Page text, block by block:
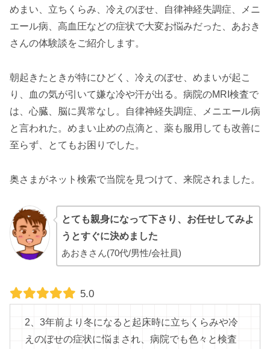
めまい、立ちくらみ、冷えのぼせ、自律神経失調症、メニ
エール病、高血圧などの症状で大変お悩みだった、あおき
さんの体験談をご紹介します。
朝起きたときが特にひどく、冷えのぼせ、めまいが起こ
り、血の気が引いて嫌な冷や汗が出る。病院のMRI検査で
は、心臓、脳に異常なし。自律神経失調症、メニエール病
と言われた。めまい止めの点滴と、薬も服用しても改善に
至らず、とてもお困りでした。
奥さまがネット検索で当院を見つけて、来院されました。
とても親身になって下さり、お任せしてみよ
うとすぐに決めました
あおきさん(70代/男性/会社員)
5.0
2、3年前より冬になると起床時に立ちくらみや冷
えのぼせの症状に悩まされ、病院でも色々と検査